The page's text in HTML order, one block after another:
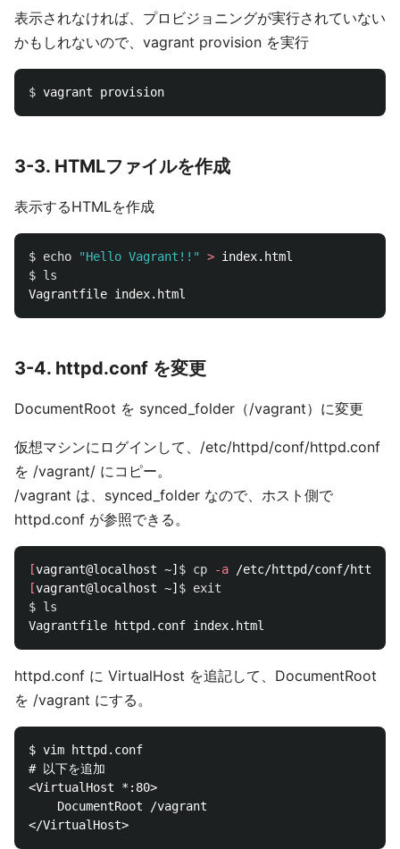
表示されなければ、プロビジョニングが実行されていない
かもしれないので、vagrant provision を実行
$
3-3. HTMLファイルを作成
表示するHTMLを作成
$ echo "Hello Vagrant!!" >
$
3-4. httpd.conf を変更
DocumentRoot を synced_folder（/vagrant）に変更
仮想マシンにログインして、/etc/httpd/conf/httpd.conf
を /vagrant/ にコピー。
/vagrant は、synced_folder なので、ホスト側で
httpd.conf が参照できる。
[vagrant@localhost ~] $ cp
-a
[vagrant@localhost ~] $ exit
$
httpd.conf に VirtualHost を追記して、DocumentRoot
を /vagrant にする。
$ vim httpd.conf
# 以下を追加
<VirtualHost *:80>
    DocumentRoot /vagrant